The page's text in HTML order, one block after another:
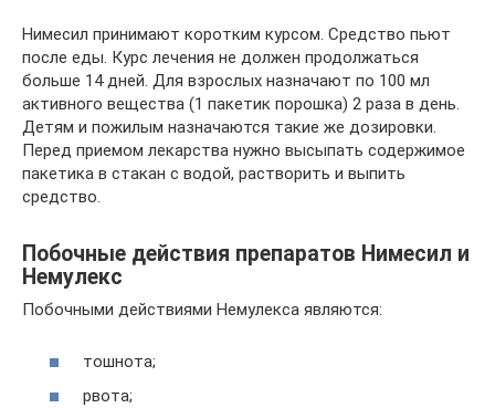
Нимесил принимают коротким курсом. Средство пьют
после еды. Курс лечения не должен продолжаться
больше 14 дней. Для взрослых назначают по 100 мл
активного вещества (1 пакетик порошка) 2 раза в день.
Детям и пожилым назначаются такие же дозировки.
Перед приемом лекарства нужно высыпать содержимое
пакетика в стакан с водой, растворить и выпить
средство.
Побочные действия препаратов Нимесил и
Немулекс
Побочными действиями Немулекса являются:
тошнота;
рвота;